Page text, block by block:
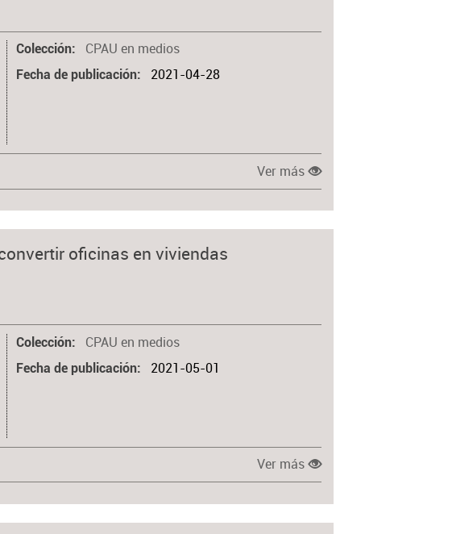
Colección CPAU en medios
Fecha de publicación 2021-04-28
Ver más
oficinas en viviendas
Colección CPAU en medios
Fecha de publicación 2021-05-01
Ver más